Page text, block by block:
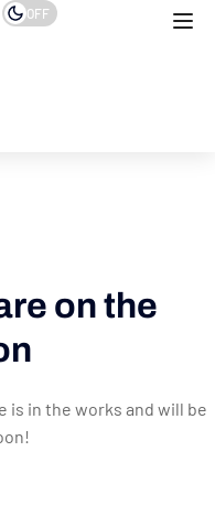
OFF
on the
is in the works and will be